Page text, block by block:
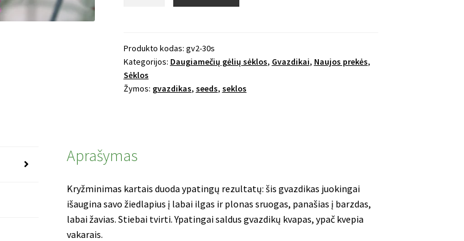
gvazdikas
Beard
Red
Produkto kodas: gv2-30s
Kategorijos: Daugiamečių gėlių sėklos, Gvazdikai, Naujos prekės,
Sėklos
Žymos: gvazdikas, seeds, seklos
Aprašymas
Kryžminimas kartais duoda ypatingų rezultatų: šis gvazdikas juokingai
išaugina savo žiedlapius į labai ilgas ir plonas sruogas, panašias į barzdas,
labai žavias. Stiebai tvirti. Ypatingai saldus gvazdikų kvapas, ypač kvepia
vakarais.